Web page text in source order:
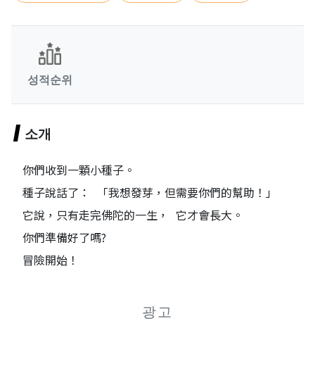
성적순위
소개
你們收到一顆小種子。
種子說話了： 「我想發芽，但需要你們的幫助！」
它說，只有走完佛陀的一生， 它才會長大。
你們準備好了嗎?
冒險開始！
광고